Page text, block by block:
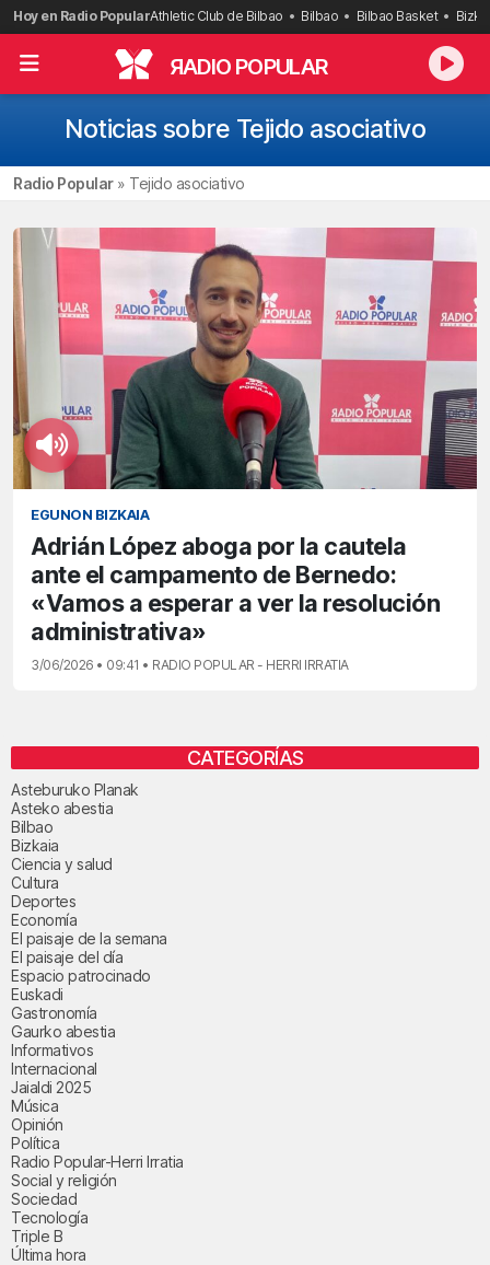
Saltar
al
contenido
Hoy en Radio PopularAthletic Club de Bilbao Bilbao Bilbao Basket
RADIO POPULAR
Noticias sobre Tejido asociativo
Radio Popular» Tejido asociativo
EGUNON BIZKAIA
Adrián López aboga por la cautela
ante el campamento de Bernedo:
«Vamos a esperar a ver la resolución
administrativa»
3/06/2026 • 09:41 • RADIO POPULAR - HERRI IRRATIA
CATEGORÍAS
Asteburuko Planak
Asteko abestia
Bilbao
Bizkaia
Ciencia y salud
Cultura
Deportes
Economía
El paisaje de la semana
El paisaje del día
Espacio patrocinado
Euskadi
Gastronomía
Gaurko abestia
Informativos
Internacional
Jaialdi 2025
Música
Opinión
Política
Radio Popular-Herri Irratia
Social y religión
Sociedad
Tecnología
Triple B
Última hora